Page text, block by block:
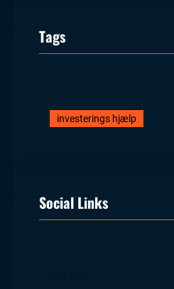
Tags
investerings hjælp
Social Links